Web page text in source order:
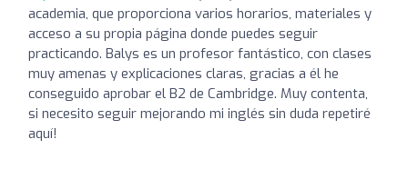
academia, que proporciona varios horarios, materiales y
acceso a su propia página donde puedes seguir
practicando. Balys es un profesor fantástico, con clases
muy amenas y explicaciones claras, gracias a él he
conseguido aprobar el B2 de Cambridge. Muy contenta,
si necesito seguir mejorando mi inglés sin duda repetiré
aquí!